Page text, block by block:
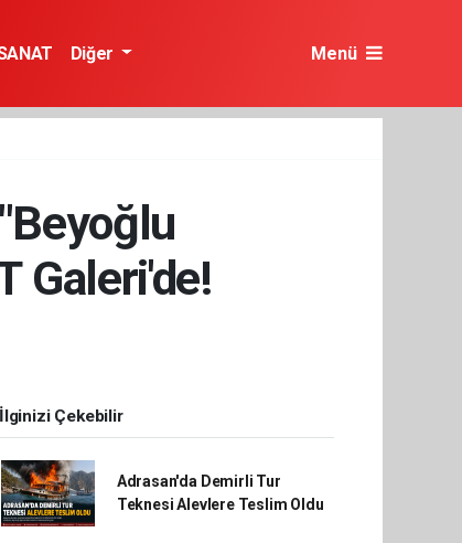
Diğer Menü
Galeri'de!
İlginizi Çekebilir
Adrasan'da Demirli Tur
Teknesi Alevlere Teslim Oldu